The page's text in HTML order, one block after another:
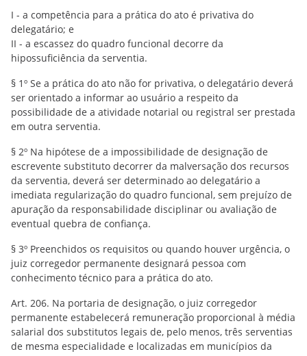
I - a competência para a prática do ato é privativa do
delegatário; e
II - a escassez do quadro funcional decorre da
hipossuficiência da serventia.
§ 1º Se a prática do ato não for privativa, o delegatário deverá
ser orientado a informar ao usuário a respeito da
possibilidade de a atividade notarial ou registral ser prestada
em outra serventia.
§ 2º Na hipótese de a impossibilidade de designação de
escrevente substituto decorrer da malversação dos recursos
da serventia, deverá ser determinado ao delegatário a
imediata regularização do quadro funcional, sem prejuízo de
apuração da responsabilidade disciplinar ou avaliação de
eventual quebra de confiança.
§ 3º Preenchidos os requisitos ou quando houver urgência, o
juiz corregedor permanente designará pessoa com
conhecimento técnico para a prática do ato.
Art. 206. Na portaria de designação, o juiz corregedor
permanente estabelecerá remuneração proporcional à média
salarial dos substitutos legais de, pelo menos, três serventias
de mesma especialidade e localizadas em municípios da